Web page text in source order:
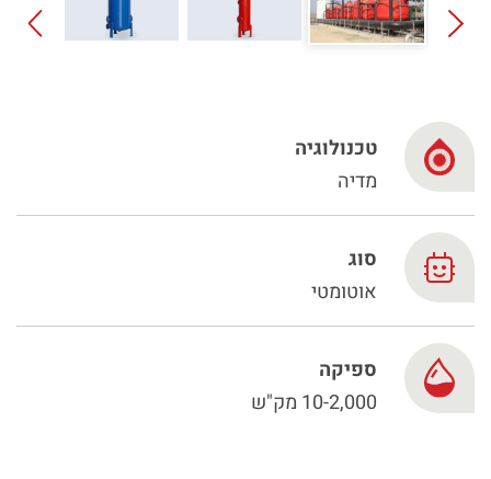
French
טכנולוגיה
מדיה
סוג
אוטומטי
ספיקה
10-2,000 מק"ש